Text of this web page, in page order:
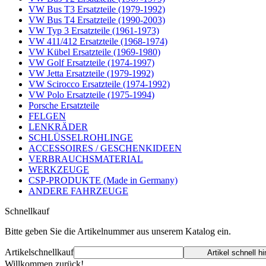
VW Bus T3 Ersatzteile (1979-1992)
VW Bus T4 Ersatzteile (1990-2003)
VW Typ 3 Ersatzteile (1961-1973)
VW 411/412 Ersatzteile (1968-1974)
VW Kübel Ersatzteile (1969-1980)
VW Golf Ersatzteile (1974-1997)
VW Jetta Ersatzteile (1979-1992)
VW Scirocco Ersatzteile (1974-1992)
VW Polo Ersatzteile (1975-1994)
Porsche Ersatzteile
FELGEN
LENKRÄDER
SCHLÜSSELROHLINGE
ACCESSOIRES / GESCHENKIDEEN
VERBRAUCHSMATERIAL
WERKZEUGE
CSP-PRODUKTE (Made in Germany)
ANDERE FAHRZEUGE
Schnellkauf
Bitte geben Sie die Artikelnummer aus unserem Katalog ein.
Artikelschnellkauf Artikel schnell
Willkommen zurück!